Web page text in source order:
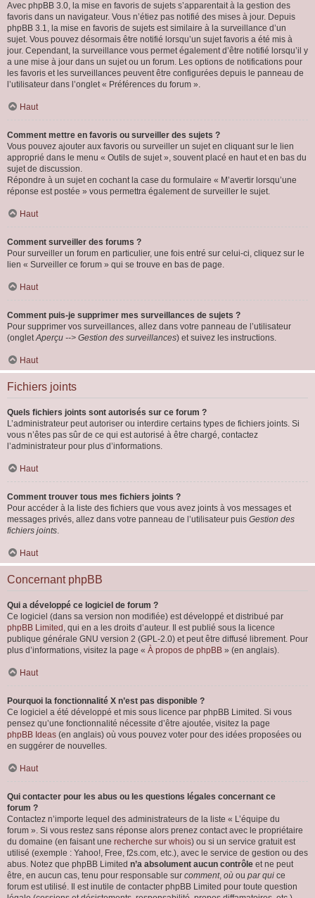
Avec phpBB 3.0, la mise en favoris de sujets s’apparentait à la gestion des
favoris dans un navigateur. Vous n’étiez pas notifié des mises à jour. Depuis
phpBB 3.1, la mise en favoris de sujets est similaire à la surveillance d’un
sujet. Vous pouvez désormais être notifié lorsqu’un sujet favoris a été mis à
jour. Cependant, la surveillance vous permet également d’être notifié lorsqu’il y
a une mise à jour dans un sujet ou un forum. Les options de notifications pour
les favoris et les surveillances peuvent être configurées depuis le panneau de
l’utilisateur dans l’onglet « Préférences du forum ».
Haut
Comment mettre en favoris ou surveiller des sujets ?
Vous pouvez ajouter aux favoris ou surveiller un sujet en cliquant sur le lien
approprié dans le menu « Outils de sujet », souvent placé en haut et en bas du
sujet de discussion.
Répondre à un sujet en cochant la case du formulaire « M’avertir lorsqu’une
réponse est postée » vous permettra également de surveiller le sujet.
Haut
Comment surveiller des forums ?
Pour surveiller un forum en particulier, une fois entré sur celui-ci, cliquez sur le
lien « Surveiller ce forum » qui se trouve en bas de page.
Haut
Comment puis-je supprimer mes surveillances de sujets ?
Pour supprimer vos surveillances, allez dans votre panneau de l’utilisateur
(ongletAperçu --> Gestion des surveillances) et suivez les instructions.
Haut
Fichiers joints
Quels fichiers joints sont autorisés sur ce forum ?
L’administrateur peut autoriser ou interdire certains types de fichiers joints. Si
vous n’êtes pas sûr de ce qui est autorisé à être chargé, contactez
l’administrateur pour plus d’informations.
Haut
Comment trouver tous mes fichiers joints ?
Pour accéder à la liste des fichiers que vous avez joints à vos messages et
messages privés, allez dans votre panneau de l’utilisateur puis Gestion des
fichiers joints.
Haut
Concernant phpBB
Qui a développé ce logiciel de forum ?
Ce logiciel (dans sa version non modifiée) est développé et distribué par
phpBB Limited , qui en a les droits d’auteur. Il est publié sous la licence
publique générale GNU version 2 (GPL-2.0) et peut être diffusé librement. Pour
plus d’informations, visitez la page « À propos de phpBB » (en anglais).
Haut
Pourquoi la fonctionnalité X n’est pas disponible ?
Ce logiciel a été développé et mis sous licence par phpBB Limited. Si vous
pensez qu’une fonctionnalité nécessite d’être ajoutée, visitez la page
phpBB Ideas (en anglais) où vous pouvez voter pour des idées proposées ou
en suggérer de nouvelles.
Haut
Qui contacter pour les abus ou les questions légales concernant ce
forum ?
Contactez n’importe lequel des administrateurs de la liste « L’équipe du
forum ». Si vous restez sans réponse alors prenez contact avec le propriétaire
du domaine (en faisant une recherche sur whois) ou si un service gratuit est
utilisé (exemple : Yahoo!, Free, f2s.com, etc.), avec le service de gestion ou des
abus. Notez que phpBB Limited n’a absolument aucun contrôle et ne peut
être, en aucun cas, tenu pour responsable sur comment, où ou par qui ce
forum est utilisé. Il est inutile de contacter phpBB Limited pour toute question